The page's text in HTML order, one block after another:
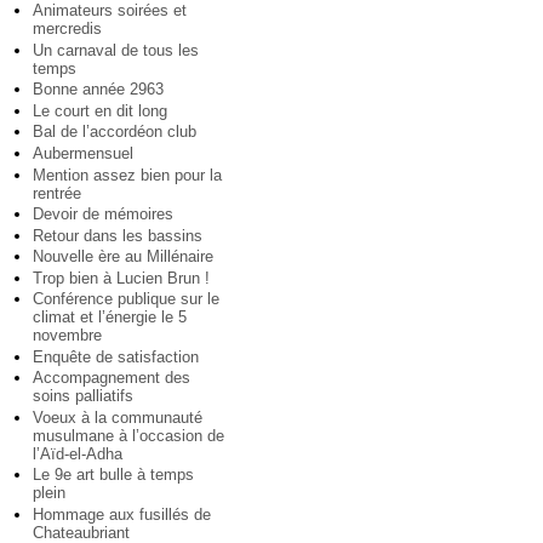
Animateurs soirées et
mercredis
Un carnaval de tous les
temps
Bonne année 2963
Le court en dit long
Bal de l’accordéon club
Aubermensuel
Mention assez bien pour la
rentrée
Devoir de mémoires
Retour dans les bassins
Nouvelle ère au Millénaire
Trop bien à Lucien Brun !
Conférence publique sur le
climat et l’énergie le 5
novembre
Enquête de satisfaction
Accompagnement des
soins palliatifs
Voeux à la communauté
musulmane à l’occasion de
l’Aïd-el-Adha
Le 9e art bulle à temps
plein
Hommage aux fusillés de
Chateaubriant